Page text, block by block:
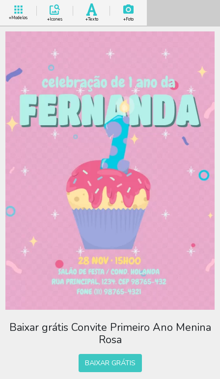
+Modelos +Icones +Texto +Foto
Baixar grátis Convite Primeiro Ano Menina
Rosa
BAIXAR GRÁTIS